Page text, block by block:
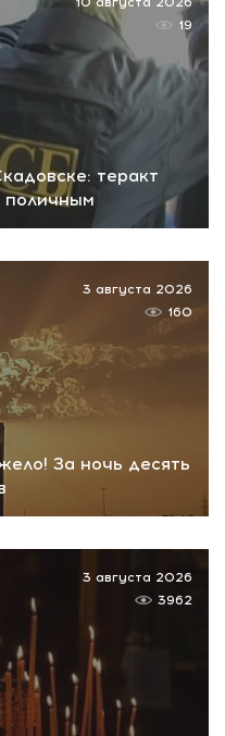
теракт
поличным
19
За ночь десять
3 августа 2026
160
3 августа 2026
3962